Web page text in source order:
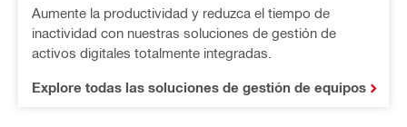
Aumente la productividad y reduzca el tiempo de
inactividad con nuestras soluciones de gestión de
activos digitales totalmente integradas.
Explore todas las soluciones de gestión de equipos